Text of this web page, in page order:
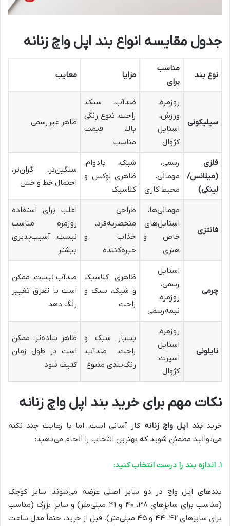
جدول مقایسه انواع بند اپل واچ زنانه
نوع بند
مناسب
برای
مزایا معایب
سیلیکونی
روزمره،
ورزش،
استایل
کژوال
ضدآب، سبک،
راحت، تنوع رنگی
بالا، قیمت
مناسب
ظاهر غیررسمی
فلزی
(میلانس/
لینکی)
رسمی،
مهمانی،
محیط کاری
شیک، بادوام،
ظاهری لوکس و
کلاسیک
سنگین‌تر، گران‌تر،
احتمال خط و خش
فانتزی
مهمانی‌ها،
استایل‌های
خاص و
هنری
طراحی
منحصربه‌فرد،
جذاب و
خیره‌کننده
اغلب برای استفاده
روزمره مناسب
نیست، آسیب‌پذیری
بیشتر
چرمی
استایل
رسمی،
روزمره،
نیمه‌رسمی
ظاهری کلاسیک
و شیک، سبک و
راحت
ضدآب نیست، ممکن
است با تعرق تغییر
رنگ دهد
نایلونی
روزمره،
استایل
اسپرت،
کژوال
بسیار سبک و
راحت، ضدآب،
رنگ‌بندی متنوع
ظاهر ساده‌تر، ممکن
است در طول زمان
کثیف شود
نکات مهم برای خرید بند اپل واچ زنانه
خریدبند اپل واچ زنانه کار آسانی است، اما با رعایت چند نکته
می‌توانید مطمئن شوید که بهترین انتخاب را انجام می‌دهید:
۱. اندازه بند را درست انتخاب کنید:
بندهای اپل واچ در دو سایز اصلی عرضه می‌شوند: سایز کوچک
(مناسب برای سایزهای ۳۸، ۴۰ و ۴۱ میلی‌متر) و سایز بزرگ (مناسب
برای سایزهای ۴۲، ۴۴ و ۴۵ میلی‌متر). قبل از خرید، حتماً مدل ساعت